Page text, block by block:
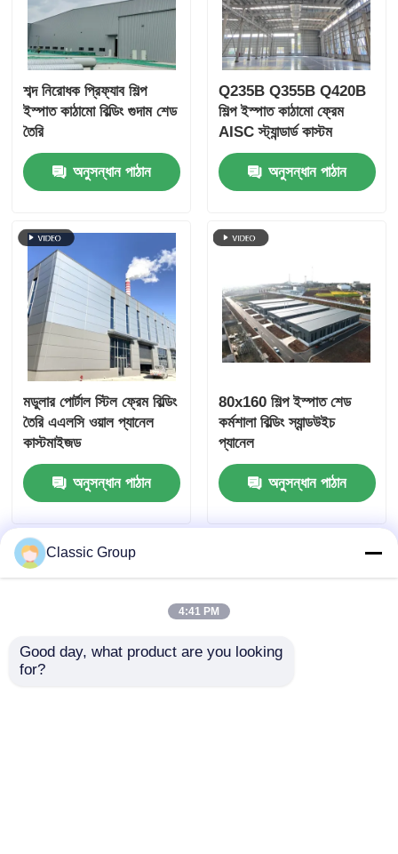
ইস্পাত কাঠামো অফিস
ইস্পাত কাঠামো পোল্ট্রি ঘর
মাল্টি স্টোরি স্টিল স্ট্রাকচার
পাবলিক স্টিল বিল্ডিং
বাণিজ্যিক ইস্পাত গঠন
Prefab ইস্পাত কাঠামো
শব্দ নিরোধক প্রিফ্যাব শিল্প
ইস্পাত কাঠামো বিল্ডিং গুদাম শেড
তৈরি
অনুসন্ধান পাঠান
Q235B Q355B Q420B
শিল্প ইস্পাত কাঠামো ফ্রেম
AISC স্ট্যান্ডার্ড কাস্টম
অনুসন্ধান পাঠান
মডুলার পোর্টাল স্টিল ফ্রেম বিল্ডিং
তৈরি এএলসি ওয়াল প্যানেল
কাস্টমাইজড
অনুসন্ধান পাঠান
80x160 শিল্প ইস্পাত শেড
কর্মশালা বিল্ডিং স্যান্ডউইচ
প্যানেল
অনুসন্ধান পাঠান
Classic Group
4:41 PM
Good day, what product are you looking
for?